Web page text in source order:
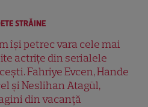
STRĂINE
își petrec vara cele mai
actrițe din serialele
Fahriye Evcen, Hande
și Neslihan Atagül,
din vacanță